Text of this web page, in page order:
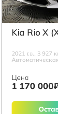
Kia Rio X
2021 г.в., 3 927
Цена
1 170